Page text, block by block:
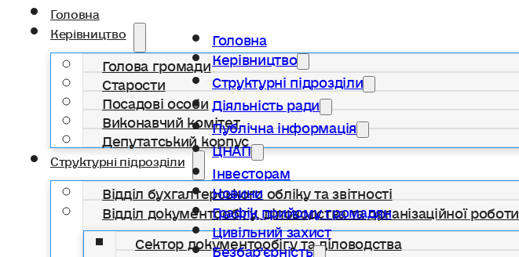
Головна
Керівництво
Голова громади
Старости
Посадові особи
Виконавчий комітет
Депутатський корпус
Структурні підрозділи
Відділ бухгалтерського обліку та звітності
Відділ документообігу, діловодства та організаційної роботи
Сектор документообігу та діловодства
Головна
Керівництво
Структурні підрозділи
Діяльність ради
Публічна інформація
ЦНАП
Інвесторам
Новини
Графік прийому громадян
Цивільний захист
Безбар’єрність